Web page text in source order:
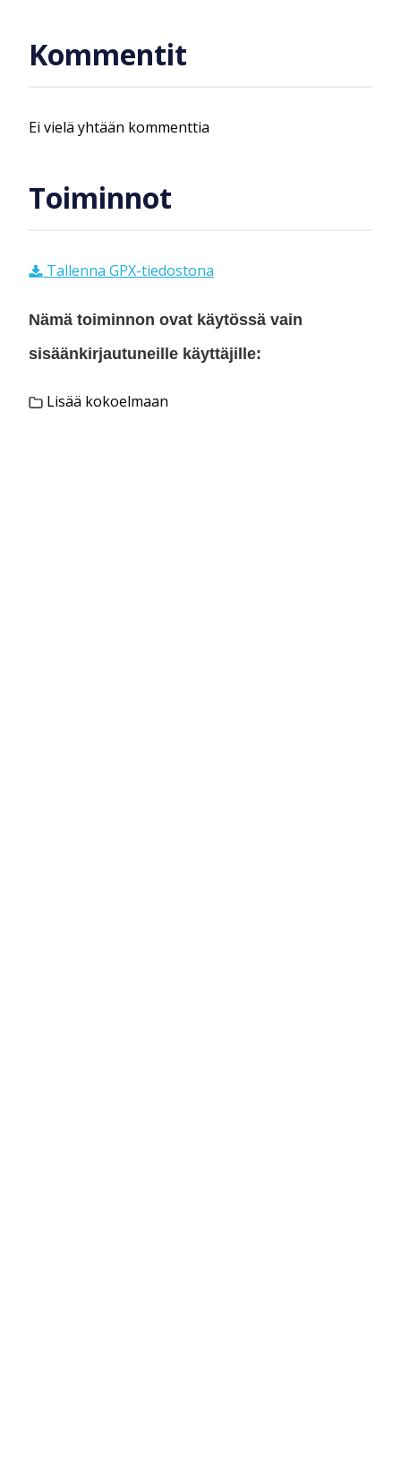
Kommentit
Ei vielä yhtään kommenttia
Toiminnot
Tallenna GPX-tiedostona
Nämä toiminnon ovat käytössä vain
sisäänkirjautuneille käyttäjille:
Lisää kokoelmaan